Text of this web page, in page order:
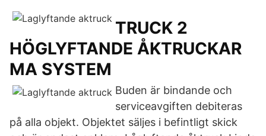
TRUCK 2
HÖGLYFTANDE ÅKTRUCKAR
MA SYSTEM
Buden är bindande och
serviceavgiften debiteras
på alla objekt. Objektet säljes i befintligt skick